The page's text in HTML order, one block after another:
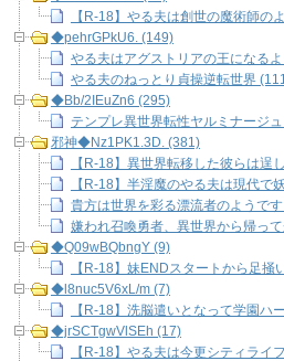
【R-18】やる夫は創世の魔術師の
◆pehrGPkU6. (149)
やる夫はアグストリアの王になるよ
やる夫のねっとり貞操逆転世界
◆Bb/2IEuZn6 (295)
テンプレ異世界転性ヤルミナージ
邪神◆Nz1PK1.3D. (381)
【R-18】異世界転移した彼らは逞
【R-18】半淫魔のやる夫は現代で
貴方は世界を彩る漂流者のようで
嫌われ召喚勇者、異世界から帰っ
◆Q09wBQbngY (9)
【R-18】妹ENDスタートから足掻
◆l8nuc5V6xL/m (7)
【R-18】洗脳遣いとなって学園ハ
◆jrSCTgwVlSEh (17)
【R-18】やる夫は今更シティライ